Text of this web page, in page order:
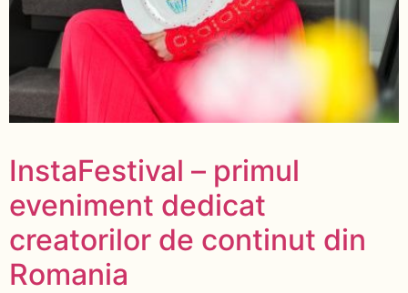
InstaFestival – primul
eveniment dedicat
creatorilor de continut din
Romania